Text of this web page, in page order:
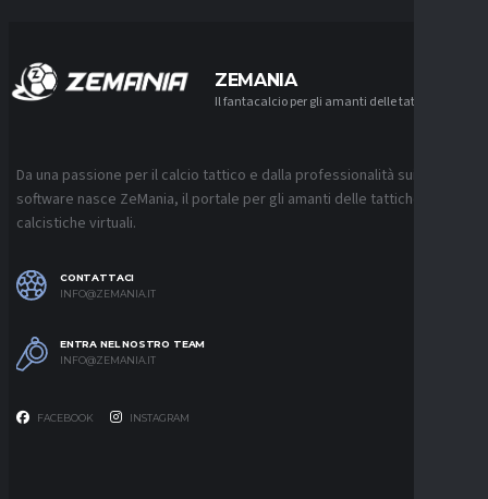
ZEMANIA
Il fantacalcio per gli amanti delle tattiche
Da una passione per il calcio tattico e dalla professionalità sui
software nasce ZeMania, il portale per gli amanti delle tattiche
calcistiche virtuali.
CONTATTACI
INFO@ZEMANIA.IT
ENTRA NEL NOSTRO TEAM
INFO@ZEMANIA.IT
FACEBOOK INSTAGRAM